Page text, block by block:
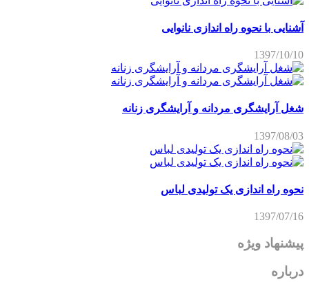
آشنایی با نحوه راه اندازی نانوایی
1397/10/10
شغل آرایشگری مردانه و آرایشگری زنانه
1397/08/03
نحوه راه اندازی یک تولیدی لباس
1397/07/16
پیشنهاد ویژه
درباره